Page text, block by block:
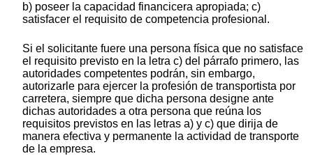
b) poseer la capacidad financicera apropiada; c)
satisfacer el requisito de competencia profesional.
Si el solicitante fuere una persona física que no satisface
el requisito previsto en la letra c) del párrafo primero, las
autoridades competentes podrán, sin embargo,
autorizarle para ejercer la profesión de transportista por
carretera, siempre que dicha persona designe ante
dichas autoridades a otra persona que reúna los
requisitos previstos en las letras a) y c) que dirija de
manera efectiva y permanente la actividad de transporte
de la empresa.